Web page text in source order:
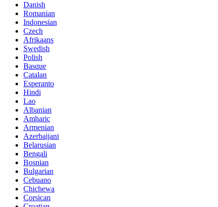
Danish
Romanian
Indonesian
Czech
Afrikaans
Swedish
Polish
Basque
Catalan
Esperanto
Hindi
Lao
Albanian
Amharic
Armenian
Azerbaijani
Belarusian
Bengali
Bosnian
Bulgarian
Cebuano
Chichewa
Corsican